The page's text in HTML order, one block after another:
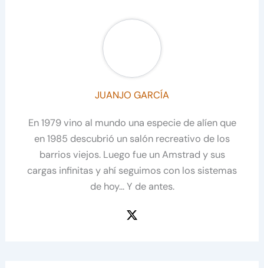
JUANJO GARCÍA
En 1979 vino al mundo una especie de alíen que
en 1985 descubrió un salón recreativo de los
barrios viejos. Luego fue un Amstrad y sus
cargas infinitas y ahí seguimos con los sistemas
de hoy... Y de antes.